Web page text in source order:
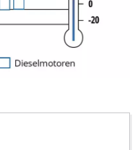
owner needs to setup
to add this content
used.
Consent